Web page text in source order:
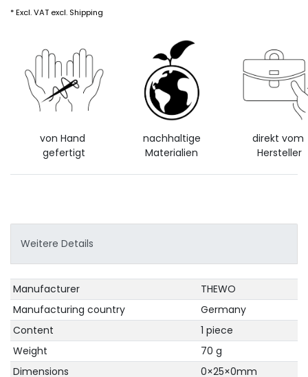
* Excl. VAT excl. Shipping
von Hand
gefertigt
nachhaltige
Materialien
direkt vom
Hersteller
Weitere Details
Technical
characteristic
Value
Manufacturer
THEWO
Manufacturing country
Germany
Content
1 piece
Weight
70 g
Dimensions
0×25×0mm